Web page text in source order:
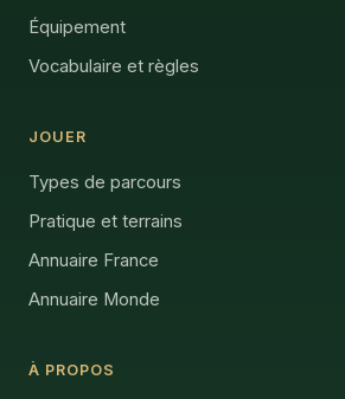
Équipement
Vocabulaire et règles
JOUER
Types de parcours
Pratique et terrains
Annuaire France
Annuaire Monde
À PROPOS